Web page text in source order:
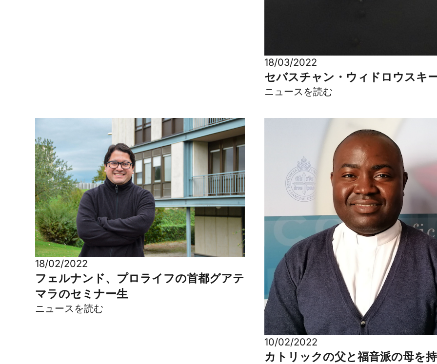
18/03/2022
セバスチャン・ウィドロウスキ
ニュースを読む
18/02/2022
フェルナンド、プロライフの首都グアテ
マラのセミナー生
ニュースを読む
10/02/2022
カトリックの父と福音派の母を